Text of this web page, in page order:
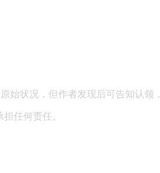
始状况，但作者发现后可告知认领，
任何责任。